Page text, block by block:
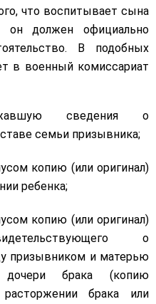
что воспитывает сына
должен официально
В подобных
в военный комиссариат
сведения о
семьи призывника;
копию (или оригинал)
ребенка;
копию (или оригинал)
о
призывником и матерью
брака (копию
брака или